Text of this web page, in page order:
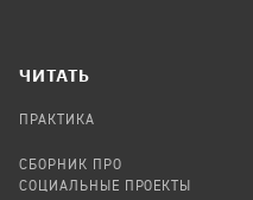
ЧИТАТЬ
ПРАКТИКА
СБОРНИК ПРО
СОЦИАЛЬНЫЕ ПРОЕКТЫ